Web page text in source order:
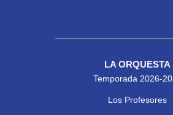
LA ORQUESTA
Temporada 2026-
Los Profesores